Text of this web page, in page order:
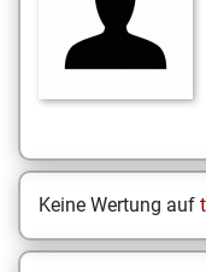
Keine Wertung auf